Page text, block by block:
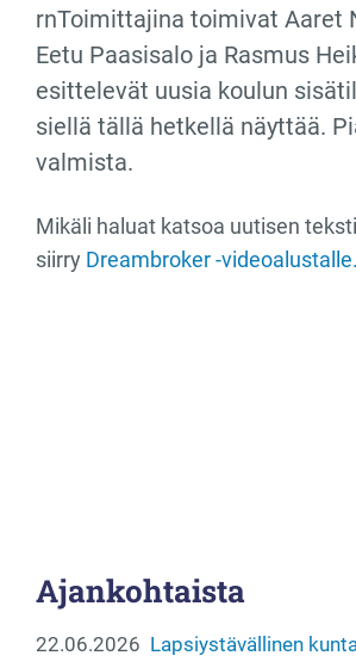
rnToimittajina toimivat Aaret
Eetu Paasisalo ja Rasmus
esittelevät uusia koulun
siellä tällä hetkellä näyttää.
valmista.
Mikäli haluat katsoa uutisen
siirry Dreambroker -videoalustalle.
Ajankohtaista
22.06.2026 Lapsiystävällinen